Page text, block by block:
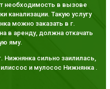
необходимость в вызове
канализации. Такую услугу
можно заказать в г.
в аренду, должна откачать
яму.
Нижнянка сильно заилилась,
и мулосос Нижнянка .